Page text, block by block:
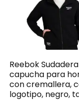
Reebok
capucha para
con cremallera,
logotipo, negro,